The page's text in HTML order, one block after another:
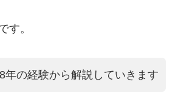
す。
年の経験から解説していきます